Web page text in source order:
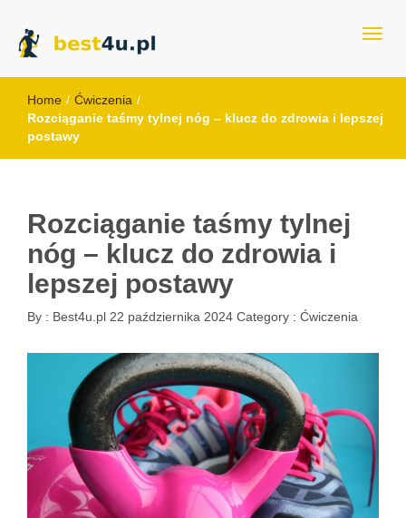
best4u.pl
Home / Ćwiczenia /
Rozciąganie taśmy tylnej nóg – klucz do zdrowia i lepszej
postawy
Rozciąganie taśmy tylnej
nóg – klucz do zdrowia i
lepszej postawy
By : Best4u.pl 22 października 2024 Category : Ćwiczenia